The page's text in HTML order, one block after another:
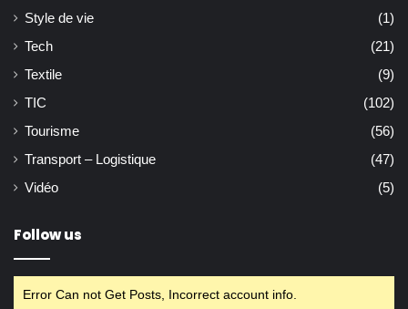
Style de vie
(1)
Tech
(21)
Textile
(9)
TIC
(102)
Tourisme
(56)
Transport – Logistique
(47)
Vidéo
(5)
Follow us
Error Can not Get Posts, Incorrect account info.